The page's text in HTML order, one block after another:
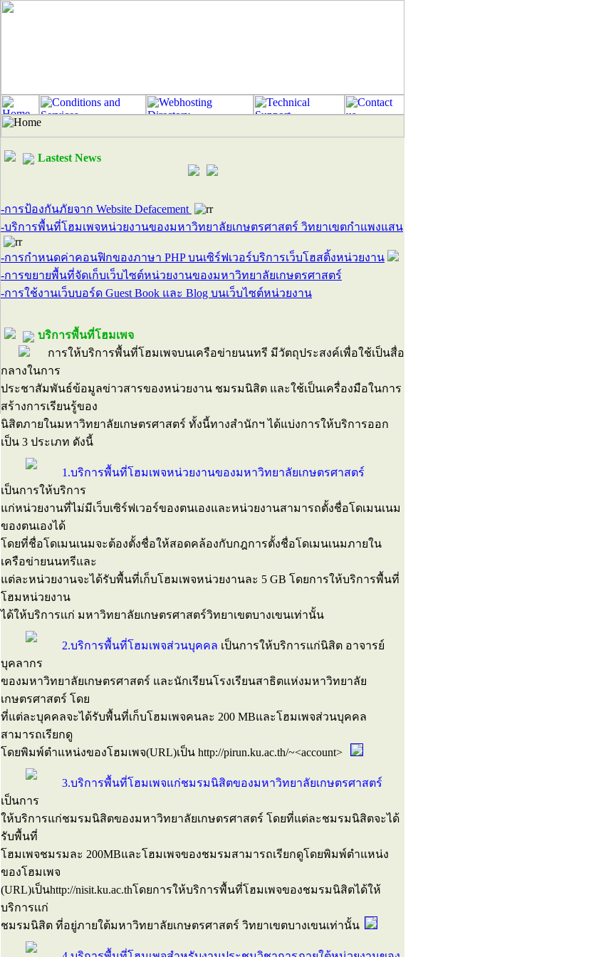
Lastest News
-การป้องกันภัยจาก Website Defacement
-บริการพื้นที่โฮมเพจหน่วยงานของมหาวิทยาลัยเกษตรศาสตร์ วิทยาเขตกำแพงแสน
-การกำหนดค่าคอนฟิกของภาษา PHP บนเซิร์ฟเวอร์บริการเว็บโฮสติ้งหน่วยงาน
-การขยายพื้นที่จัดเก็บเว็บไซต์หน่วยงานของมหาวิทยาลัยเกษตรศาสตร์
-การใช้งานเว็บบอร์ด Guest Book และ Blog บนเว็บไซต์หน่วยงาน
บริการพื้นที่โฮมเพจ
การให้บริการพื้นที่โฮมเพจบนเครือข่ายนนทรี มีวัตถุประสงค์เพื่อใช้เป็นสื่อ
กลางในการ
ประชาสัมพันธ์ข้อมูลข่าวสารของหน่วยงาน ชมรมนิสิต และใช้เป็นเครื่องมือในการ
สร้างการเรียนรู้ของ
นิสิตภายในมหาวิทยาลัยเกษตรศาสตร์ ทั้งนี้ทางสำนักฯ ได้แบ่งการให้บริการออก
เป็น 3 ประเภท ดังนี้
1.บริการพื้นที่โฮมเพจหน่วยงานของมหาวิทยาลัยเกษตรศาสตร์
เป็นการให้บริการ
แก่หน่วยงานที่ไม่มีเว็บเซิร์ฟเวอร์ของตนเองและหน่วยงานสามารถตั้งชื่อโดเมนเนม
ของตนเองได้
โดยที่ชื่อโดเมนเนมจะต้องตั้งชื่อให้สอดคล้องกับกฎการตั้งชื่อโดเมนเนมภายใน
เครือข่ายนนทรีและ
แต่ละหน่วยงานจะได้รับพื้นที่เก็บโฮมเพจหน่วยงานละ 5 GB โดยการให้บริการพื้นที่
โฮมหน่วยงาน
ได้ให้บริการเเก่ มหาวิทยาลัยเกษตรศาสตร์วิทยาเขตบางเขนเท่านั้น
2.บริการพื้นที่โฮมเพจส่วนบุคคล เป็นการให้บริการแก่นิสิต อาจารย์
บุคลากร
ของมหาวิทยาลัยเกษตรศาสตร์ และนักเรียนโรงเรียนสาธิตแห่งมหาวิทยาลัย
เกษตรศาสตร์ โดย
ที่แต่ละบุคคลจะได้รับพื้นที่เก็บโฮมเพจคนละ 200 MBและโฮมเพจส่วนบุคคล
สามารถเรียกดู
โดยพิมพ์ตำแหน่งของโฮมเพจ(URL)เป็น http://pirun.ku.ac.th/~<account>
3.บริการพื้นที่โฮมเพจแก่ชมรมนิสิตของมหาวิทยาลัยเกษตรศาสตร์
เป็นการ
ให้บริการแก่ชมรมนิสิตของมหาวิทยาลัยเกษตรศาสตร์ โดยที่แต่ละชมรมนิสิตจะได้
รับพื้นที่
โฮมเพจชมรมละ 200MBและโฮมเพจของชมรมสามารถเรียกดูโดยพิมพ์ตำแหน่ง
ของโฮมเพจ
(URL)เป็นhttp://nisit.ku.ac.thโดยการให้บริการพื้นที่โฮมเพจของชมรมนิสิตได้ให้
บริการเเก่
ชมรมนิสิต ที่อยู่ภายใต้มหาวิทยาลัยเกษตรศาสตร์ วิทยาเขตบางเขนเท่านั้น